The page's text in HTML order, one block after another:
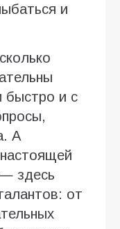
и
быстро и с
А
— здесь
от